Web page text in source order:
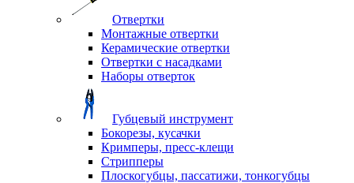
Отвертки
Монтажные отвертки
Керамические отвертки
Отвертки с насадками
Наборы отверток
Губцевый инструмент
Бокорезы, кусачки
Кримперы, пресс-клещи
Стрипперы
Плоскогубцы, пассатижи, тонкогубцы